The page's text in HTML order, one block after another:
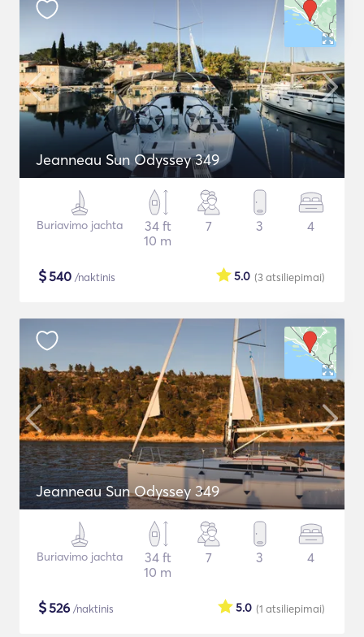
Jeanneau Sun Odyssey 349
Buriavimo jachta
34 ft
10 m
7 3 4
$540 /naktinis (3atsiliepimai)
5.0
Jeanneau Sun Odyssey 349
Buriavimo jachta
34 ft
10 m
7 3 4
$526 /naktinis (1 atsiliepimai)
5.0